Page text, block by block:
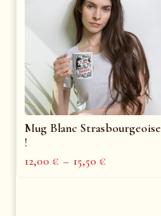
Mug Blanc Strasbourgeoise
!
12,00 € – 15,50 €